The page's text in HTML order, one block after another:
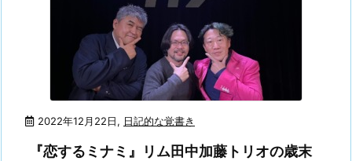
2022年12月22日, 日記的な覚書き
『恋するミナミ』リム田中加藤トリオの歳末